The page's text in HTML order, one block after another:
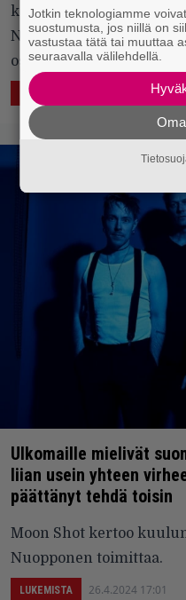
keskittyneen
Nuopponen haastatteli
osio pidemmästä
LUKEMISTA 29.4.2024 09:43
Ulkomaille mielivät
liian usein yhteen
päättänyt tehdä toisin
Moon Shot kertoo
Nuopponen toimittaa.
LUKEMISTA 26.4.2024 17:01
Jotkin teknologiamme
suostumusta, jos niillä on
vastustaa tätä tai muuttaa
seuraavalla välilehdellä.